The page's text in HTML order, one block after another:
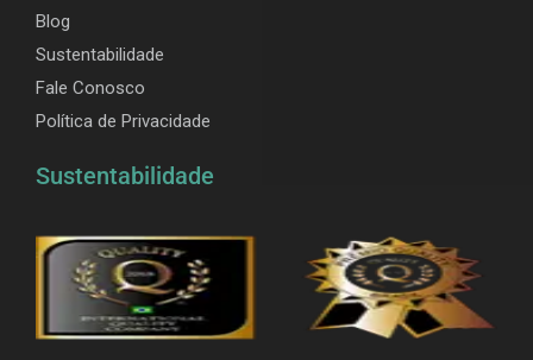
Blog
Sustentabilidade
Fale Conosco
Política de Privacidade
Sustentabilidade